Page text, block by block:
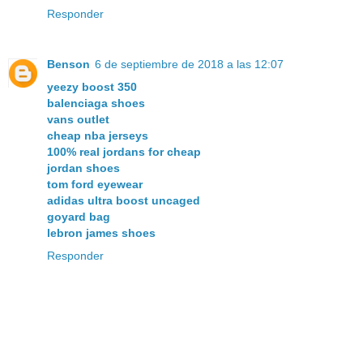
Responder
Benson 6 de septiembre de 2018 a las 12:07
yeezy boost 350
balenciaga shoes
vans outlet
cheap nba jerseys
100% real jordans for cheap
jordan shoes
tom ford eyewear
adidas ultra boost uncaged
goyard bag
lebron james shoes
Responder